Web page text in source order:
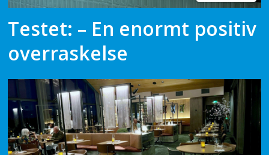
Testet: – En enormt positiv
overraskelse